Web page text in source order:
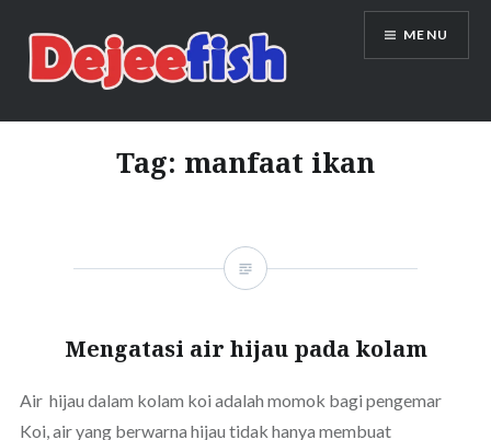
content
DEJEEFISH | PRODUSEN BENIH
IKAN BERKUALITAS INDONESIA
MENU
Tag: manfaat ikan
Mengatasi air hijau pada kolam
Air hijau dalam kolam koi adalah momok bagi pengemar
Koi, air yang berwarna hijau tidak hanya membuat